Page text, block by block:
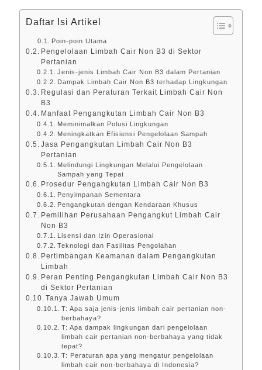
Daftar Isi Artikel
Poin-poin Utama
Pengelolaan Limbah Cair Non B3 di Sektor
Pertanian
Jenis-jenis Limbah Cair Non B3 dalam Pertanian
Dampak Limbah Cair Non B3 terhadap Lingkungan
Regulasi dan Peraturan Terkait Limbah Cair Non
B3
Manfaat Pengangkutan Limbah Cair Non B3
Meminimalkan Polusi Lingkungan
Meningkatkan Efisiensi Pengelolaan Sampah
Jasa Pengangkutan Limbah Cair Non B3
Pertanian
Melindungi Lingkungan Melalui Pengelolaan
Sampah yang Tepat
Prosedur Pengangkutan Limbah Cair Non B3
Penyimpanan Sementara
Pengangkutan dengan Kendaraan Khusus
Pemilihan Perusahaan Pengangkut Limbah Cair
Non B3
Lisensi dan Izin Operasional
Teknologi dan Fasilitas Pengolahan
Pertimbangan Keamanan dalam Pengangkutan
Limbah
Peran Penting Pengangkutan Limbah Cair Non B3
di Sektor Pertanian
Tanya Jawab Umum
T: Apa saja jenis-jenis limbah cair pertanian non-
berbahaya?
T: Apa dampak lingkungan dari pengelolaan
limbah cair pertanian non-berbahaya yang tidak
tepat?
T: Peraturan apa yang mengatur pengelolaan
limbah cair non-berbahaya di Indonesia?